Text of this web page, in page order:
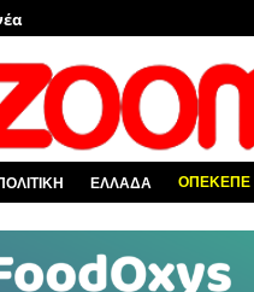
και όλη την Εύβοια
την Ελλάδα
EviaZoom.gr
ΕΛΛΑΔΑ ΟΠΕΚΕΠΕ